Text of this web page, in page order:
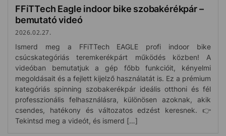
FFiTTech Eagle indoor bike szobakérékpár –
bemutató videó
2026.02.27.
Ismerd meg a FFiTTech EAGLE profi indoor bike
csúcskategóriás teremkerékpárt működés közben! A
videóban bemutatjuk a gép főbb funkcióit, kényelmi
megoldásait és a fejlett kijelző használatát is. Ez a prémium
kategóriás spinning szobakerékpár ideális otthoni és fél
professzionális felhasználásra, különösen azoknak, akik
csendes, hatékony és változatos edzést keresnek. 👉
Tekintsd meg a videót, és ismerd […]